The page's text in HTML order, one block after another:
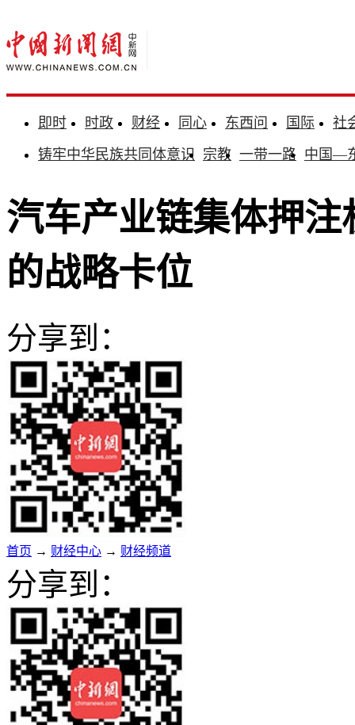
即时 时政 财经 同心 东西问 国际
社
铸牢中华民族共同体意识 宗教 一带一路 中国—
汽车产业链集体押注
的战略卡位
分享到：
首页 → 财经中心 → 财经频道
分享到：